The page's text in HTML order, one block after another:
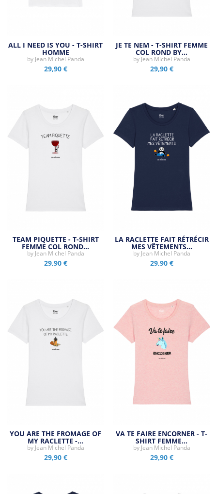
ALL I NEED IS YOU - T-SHIRT
HOMME
by Jean Michel Panda
29,90 €
JE TE NEM - T-SHIRT FEMME
COL ROND BY…
by Jean Michel Panda
29,90 €
TEAM PIQUETTE - T-SHIRT
FEMME COL ROND…
by Jean Michel Panda
29,90 €
LA RACLETTE FAIT RÉTRÉCIR
MES VÊTEMENTS…
by Jean Michel Panda
29,90 €
YOU ARE THE FROMAGE OF
MY RACLETTE -…
by Jean Michel Panda
29,90 €
VA TE FAIRE ENCORNER - T-
SHIRT FEMME…
by Jean Michel Panda
29,90 €